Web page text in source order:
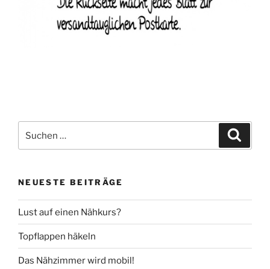
nach:
NEUESTE BEITRÄGE
Lust auf einen Nähkurs?
Topflappen häkeln
Das Nähzimmer wird mobil!